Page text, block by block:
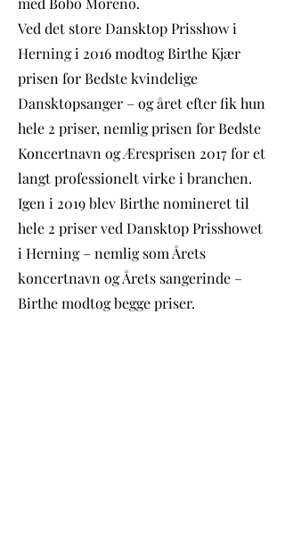
Ved det store Dansktop Prisshow i
Herning i 2016 modtog Birthe Kjær
prisen for Bedste kvindelige
Dansktopsanger – og året efter fik hun
hele 2 priser, nemlig prisen for Bedste
Koncertnavn og Æresprisen 2017 for et
langt professionelt virke i branchen.
Igen i 2019 blev Birthe nomineret til
hele 2 priser ved Dansktop Prisshowet
i Herning – nemlig som Årets
koncertnavn og Årets sangerinde –
Birthe modtog begge priser.